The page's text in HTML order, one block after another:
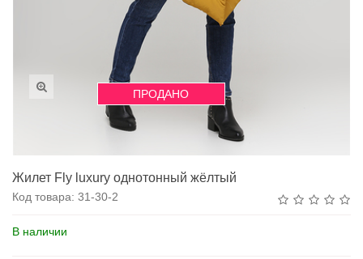
ПРОДАНО
Жилет Fly luxury однотонный жёлтый
Код товара: 31-30-2
В наличии